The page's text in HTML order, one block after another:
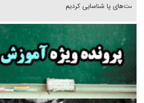
انگشت‌های پا شناسایی کردیم
نسلی که آنلاین الگو می‌گیرد
گفت‌وگو با آیت‌الله جاودان/ جفای مخالفان مکانت
ارتقا می‌داد
راننده مست به قانون می‌خندد